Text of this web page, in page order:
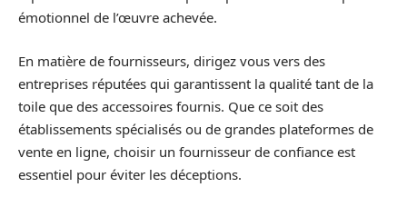
émotionnel de l’œuvre achevée.
En matière de fournisseurs, dirigez vous vers des
entreprises réputées qui garantissent la qualité tant de la
toile que des accessoires fournis. Que ce soit des
établissements spécialisés ou de grandes plateformes de
vente en ligne, choisir un fournisseur de confiance est
essentiel pour éviter les déceptions.